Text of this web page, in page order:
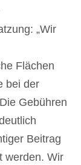
„Wir
Flächen
bei der
Gebühren
Beitrag
werden. Wir